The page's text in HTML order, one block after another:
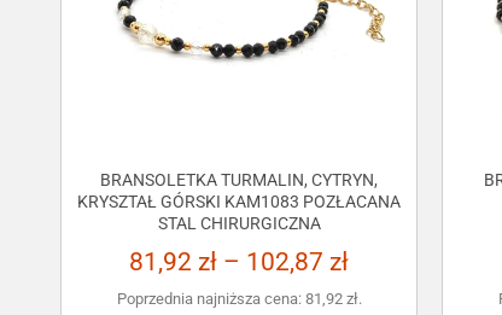
BRANSOLETKA TURMALIN, CYTRYN,
KRYSZTAŁ GÓRSKI KAM1083 POZŁACANA
STAL CHIRURGICZNA
81,92 zł – 102,87 zł
Poprzednia najniższa cena: 81,92 zł.